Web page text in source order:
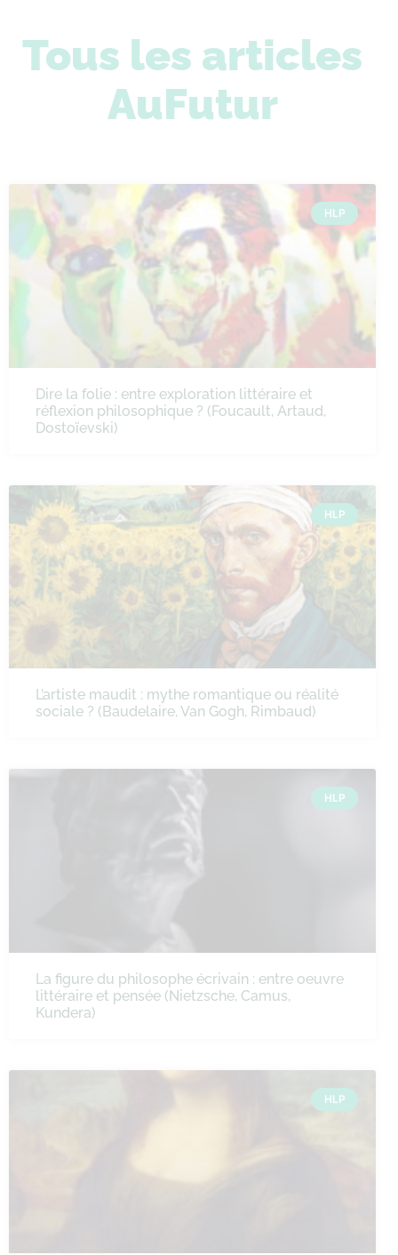
Tous les articles
AuFutur
HLP
Dire la folie : entre exploration littéraire et
réflexion philosophique ? (Foucault, Artaud,
Dostoïevski)
HLP
L’artiste maudit : mythe romantique ou réalité
sociale ? (Baudelaire, Van Gogh, Rimbaud)
HLP
La figure du philosophe écrivain : entre oeuvre
littéraire et pensée (Nietzsche, Camus,
Kundera)
HLP